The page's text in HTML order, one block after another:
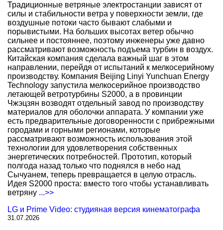
Традиционные ветряные электростанции зависят от
силы и стабильности ветра у поверхности земли, где
воздушные потоки часто бывают слабыми и
порывистыми. На больших высотах ветер обычно
сильнее и постояннее, поэтому инженеры уже давно
рассматривают возможность подъема турбин в воздух.
Китайская компания сделала важный шаг в этом
направлении, перейдя от испытаний к мелкосерийному
производству. Компания Beijing Linyi Yunchuan Energy
Technology запустила мелкосерийное производство
летающей ветротурбины S2000, а в провинции
Чжэцзян возводят отдельный завод по производству
материалов для оболочки аппарата. У компании уже
есть предварительные договоренности с прибрежными
городами и горными регионами, которые
рассматривают возможность использования этой
технологии для удовлетворения собственных
энергетических потребностей. Прототип, который
полгода назад только что поднялся в небо над
Сычуанем, теперь превращается в целую отрасль.
Идея S2000 проста: вместо того чтобы устанавливать
ветряну ...>>
LG и Prime Video: студияная версия кинематографа
31.07.2026